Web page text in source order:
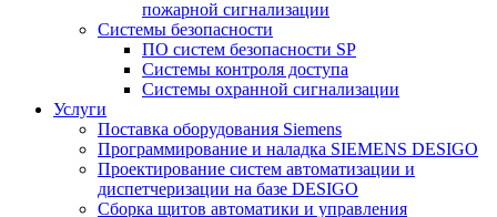
пожарной сигнализации
Системы безопасности
ПО систем безопасности SP
Системы контроля доступа
Системы охранной сигнализации
Услуги
Поставка оборудования Siemens
Программирование и наладка SIEMENS DESIGO
Проектирование систем автоматизации и
диспетчеризации на базе DESIGO
Сборка щитов автоматики и управления